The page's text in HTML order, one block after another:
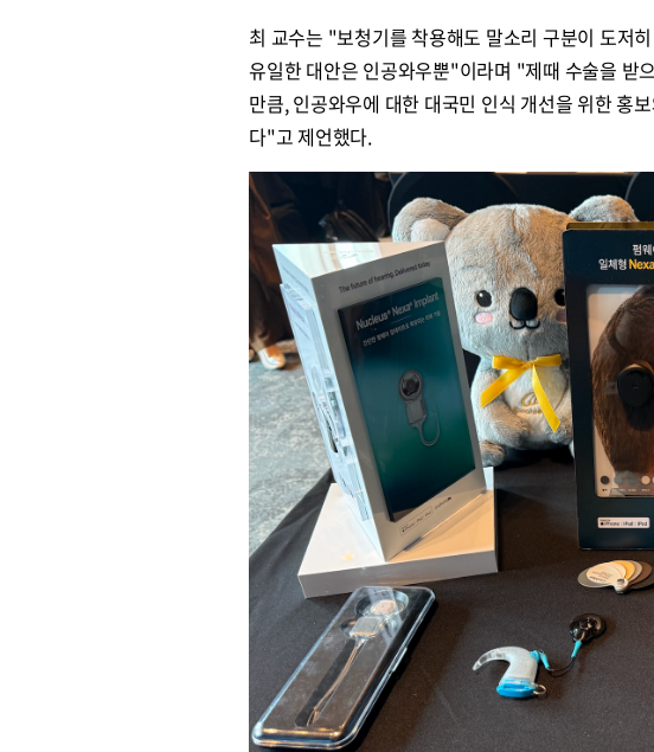
최 교수는 "보청기를 착용해도 말소리 구분이 도저
유일한 대안은 인공와우뿐"이라며 "제때 수술을 받
만큼, 인공와우에 대한 대국민 인식 개선을 위한 홍
다"고 제언했다.